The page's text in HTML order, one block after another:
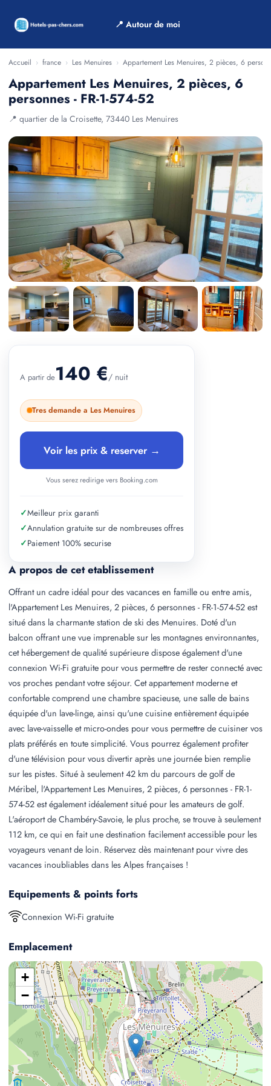
📍 Autour de moi
Accueil › france › Les Menuires › Appartement Les Menuires, 2 pièces, 6
Appartement Les Menuires, 2 pièces, 6
personnes - FR-1-574-52
📍 quartier de la Croisette, 73440 Les Menuires
A propos de cet etablissement
Offrant un cadre idéal pour des vacances en famille ou entre amis,
l'Appartement Les Menuires, 2 pièces, 6 personnes - FR-1-574-52 est
situé dans la charmante station de ski des Menuires. Doté d'un
balcon offrant une vue imprenable sur les montagnes environnantes,
cet hébergement de qualité supérieure dispose également d'une
connexion Wi-Fi gratuite pour vous permettre de rester connecté avec
vos proches pendant votre séjour. Cet appartement moderne et
confortable comprend une chambre spacieuse, une salle de bains
équipée d'un lave-linge, ainsi qu'une cuisine entièrement équipée
avec lave-vaisselle et micro-ondes pour vous permettre de cuisiner vos
plats préférés en toute simplicité. Vous pourrez également profiter
d'une télévision pour vous divertir après une journée bien remplie
sur les pistes. Situé à seulement 42 km du parcours de golf de
Méribel, l'Appartement Les Menuires, 2 pièces, 6 personnes - FR-1-
574-52 est également idéalement situé pour les amateurs de golf.
L'aéroport de Chambéry-Savoie, le plus proche, se trouve à seulement
112 km, ce qui en fait une destination facilement accessible pour les
voyageurs venant de loin. Réservez dès maintenant pour vivre des
vacances inoubliables dans les Alpes françaises !
Equipements & points forts
Connexion Wi-Fi gratuite
Emplacement
+
−
A partir de140 €/ nuit
Tres demande a Les Menuires
Voir les prix & reserver →
Vous serez redirige vers Booking.com
✓Meilleur prix garanti
✓Annulation gratuite sur de nombreuses offres
✓Paiement 100% securise